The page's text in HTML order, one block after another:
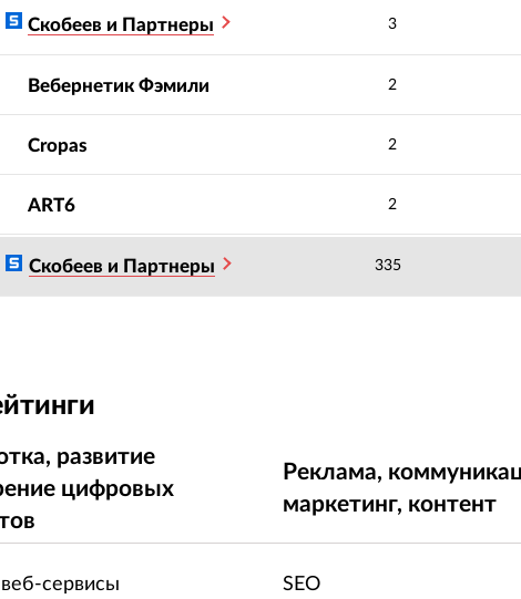
Скобеев и Партнеры 3
Вебернетик Фэмили 2
Cropas 2
ART6 2
Скобеев и Партнеры 335
развитие
цифровых
сервисы
Реклама,
маркетинг, контент
SEO